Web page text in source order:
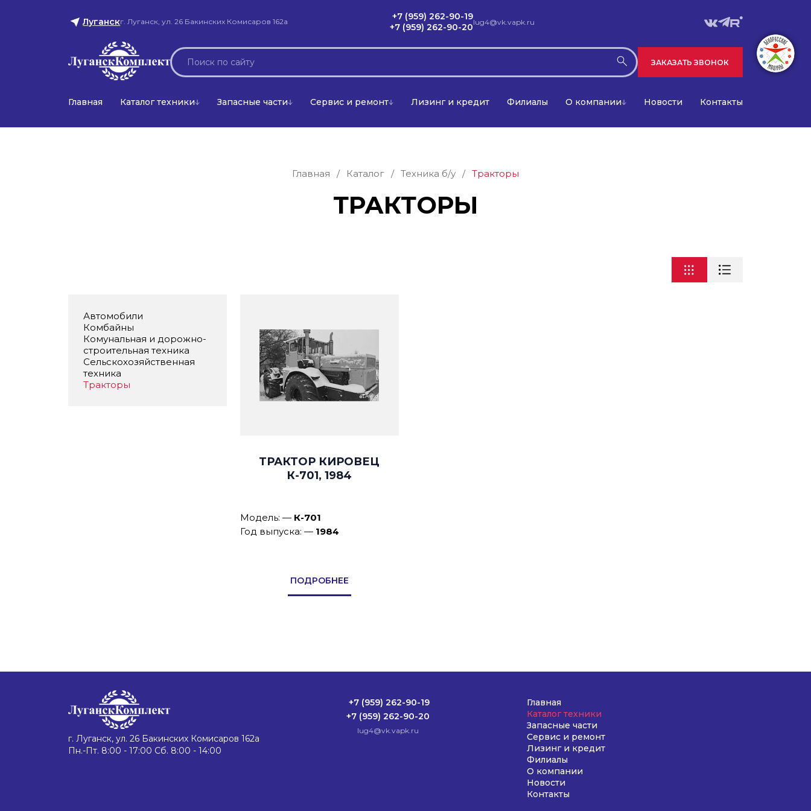
Луганскг. Луганск, ул. 26 Бакинских Комисаров 162а
+7 (959) 262-90-19
+7 (959) 262-90-20lug4@vk.vapk.ru
ЗАКАЗАТЬ ЗВОНОК
Главная Каталог техники Запасные части Сервис и ремонт Лизинг и кредит Филиалы О компании Новости Контакты
Главная / Каталог / Техника б/у / Тракторы
ТРАКТОРЫ
Автомобили
Комбайны
Комунальная и дорожно-
строительная техника
Сельскохозяйственная
техника
Тракторы
ТРАКТОР КИРОВЕЦ
К-701, 1984
Модель:— К-701
Год выпуска:— 1984
ПОДРОБНЕЕ
г. Луганск, ул. 26 Бакинских Комисаров 162а
Пн.-Пт. 8:00 - 17:00 Сб. 8:00 - 14:00
+7 (959) 262-90-19
+7 (959) 262-90-20
lug4@vk.vapk.ru
Главная
Каталог техники
Запасные части
Сервис и ремонт
Лизинг и кредит
Филиалы
О компании
Новости
Контакты